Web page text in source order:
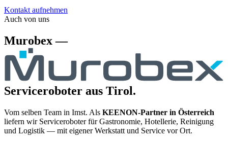
Kontakt aufnehmen
Auch von uns
Murobex —
Serviceroboter aus Tirol.
Vom selben Team in Imst. Als KEENON-Partner in Österreich
liefern wir Serviceroboter für Gastronomie, Hotellerie, Reinigung
und Logistik — mit eigener Werkstatt und Service vor Ort.